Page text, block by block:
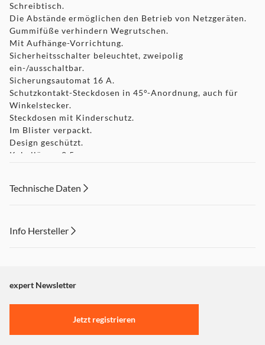
Schreibtisch.
Die Abstände ermöglichen den Betrieb von Netzgeräten.
Gummifüße verhindern Wegrutschen.
Mit Aufhänge-Vorrichtung.
Sicherheitsschalter beleuchtet, zweipolig
ein-/ausschaltbar.
Sicherungsautomat 16 A.
Schutzkontakt-Steckdosen in 45°-Anordnung, auch für
Winkelstecker.
Steckdosen mit Kinderschutz.
Im Blister verpackt.
Design geschützt.
Kabellänge: 2,5 m.
Steckdosen: 5.
Stecksystem: DE.
Technische Daten
Info Hersteller
"Marketing".
Einstellungen anpassen
expert Newsletter
Jetzt registrieren